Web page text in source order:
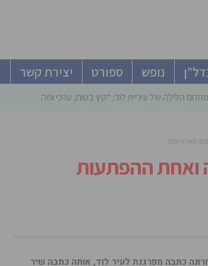
נופש ספורט יצירת קשר
הלילה של עיריית לוד: “קיץ בטוח, ערכי ומהנה”
האחרונות
ואחת ההפתעות
כתבה מפרגנת לעיר לוד, אותה כתבה שיר